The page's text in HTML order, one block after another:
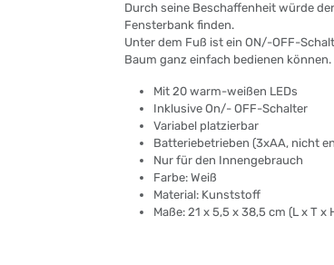
Durch seine Beschaffenheit würde
Fensterbank finden.
Unter dem Fuß ist ein ON/-OFF-
Baum ganz einfach bedienen können.
Mit 20 warm-weißen LEDs
Inklusive On/- OFF-Schalter
Variabel platzierbar
Batteriebetrieben (3xAA, nicht
Nur für den Innengebrauch
Farbe: Weiß
Material: Kunststoff
Maße: 21 x 5,5 x 38,5 cm (L x T x